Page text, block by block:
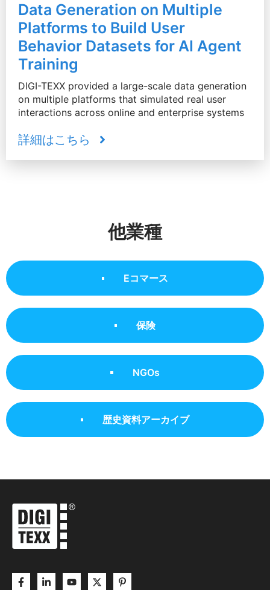
Data Generation on Multiple
Platforms to Build User
Behavior Datasets for AI Agent
Training
DIGI-TEXX provided a large-scale data generation
on multiple platforms that simulated real user
interactions across online and enterprise systems
詳細はこちら
他業種
Eコマース
保険
NGOs
歴史資料アーカイブ